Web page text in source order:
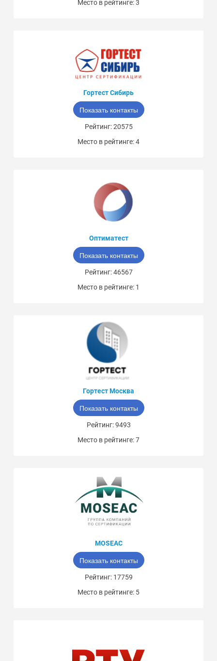
Место в рейтинге: 3
Гортест Сибирь
Показать контакты
Рейтинг: 20575
Место в рейтинге: 4
Оптиматест
Показать контакты
Рейтинг: 46567
Место в рейтинге: 1
Гортест Москва
Показать контакты
Рейтинг: 9493
Место в рейтинге: 7
MOSEAC
Показать контакты
Рейтинг: 17759
Место в рейтинге: 5